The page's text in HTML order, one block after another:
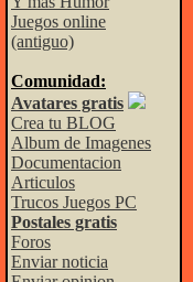
Juegos online
(antiguo)
Comunidad:
Avatares gratis
Crea tu BLOG
Album de Imagenes
Documentacion
Articulos
Trucos Juegos PC
Postales gratis
Foros
Enviar noticia